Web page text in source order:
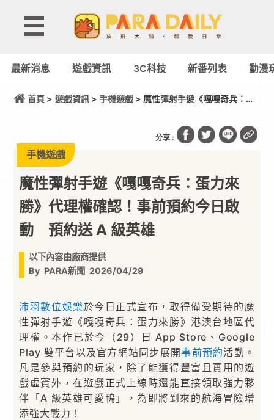
最新消息 遊戲資訊 3C科技 新番列表 動漫
首頁 > 遊戲資訊> 手機遊戲> 魔性彈射手遊《嘎嘎奇兵：蛋
分享 :
手機遊戲
魔性彈射手遊《嘎嘎奇兵：蛋力來
勝》代理權確認！事前預約今日啟
動 預約送 A 級英雄
以下內容由廠商提供
By PARA新聞 2026/04/29
沛羽數位娛樂於今日正式宣布，取得備受期待的魔
性彈射手遊《嘎嘎奇兵：蛋力來勝》港澳台地區代
理權。本作已於今（29）日 App Store、Google
Play 雙平台以及官方網站同步展開事前預約活動。
凡是參與預約的玩家，除了能獲得豐富且實用的遊
戲虛寶外，在遊戲正式上線時還能直接領取強力夥
伴「A 級英雄可愛鴨」，為即將到來的航海冒險增
添強大戰力！